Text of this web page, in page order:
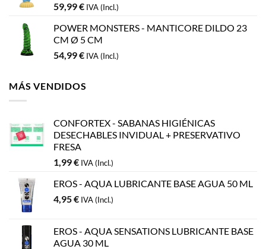
59,99€ IVA (Incl.)
POWER MONSTERS - MANTICORE DILDO 23
CM Ø 5 CM
54,99€ IVA (Incl.)
MÁS VENDIDOS
CONFORTEX - SABANAS HIGIÉNICAS
DESECHABLES INVIDUAL + PRESERVATIVO
FRESA
1,99€ IVA (Incl.)
EROS - AQUA LUBRICANTE BASE AGUA 50 ML
4,95€ IVA (Incl.)
EROS - AQUA SENSATIONS LUBRICANTE BASE
AGUA 30 ML